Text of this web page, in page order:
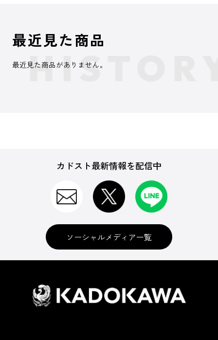
最近見た商品
最近見た商品がありません。
カドスト最新情報を配信中
ソーシャルメディア一覧